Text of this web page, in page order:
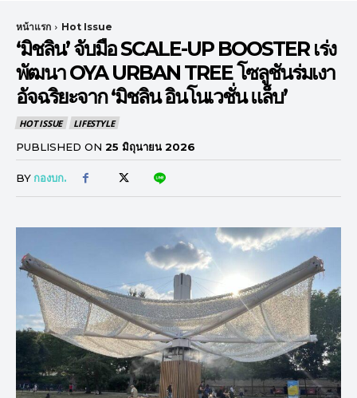
หน้าแรก Hot Issue
‘มิชลิน’ จับมือ SCALE-UP BOOSTER เร่ง
พัฒนา OYA URBAN TREE โซลูชันร่มเงา
อัจฉริยะจาก ‘มิชลิน อินโนเวชั่น แล็บ’
HOT ISSUE LIFESTYLE
PUBLISHED ON 25 มิถุนายน 2026
BY กองบก.